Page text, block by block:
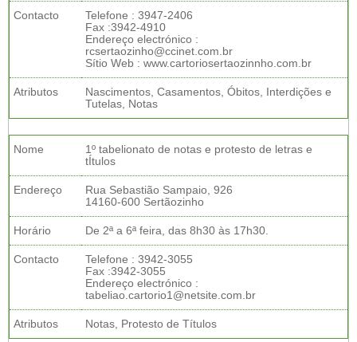
Contacto
Telefone : 3947-2406
Fax :3942-4910
Endereço electrónico :
rcsertaozinho@ccinet.com.br
Sítio Web : www.cartoriosertaozinnho.com.br
Atributos
Nascimentos, Casamentos, Óbitos, Interdições e
Tutelas, Notas
Nome
1º tabelionato de notas e protesto de letras e
tÍtulos
Endereço
Rua Sebastião Sampaio, 926
14160-600 Sertãozinho
Horário De 2ª a 6ª feira, das 8h30 às 17h30.
Contacto
Telefone : 3942-3055
Fax :3942-3055
Endereço electrónico :
tabeliao.cartorio1@netsite.com.br
Atributos Notas, Protesto de Títulos